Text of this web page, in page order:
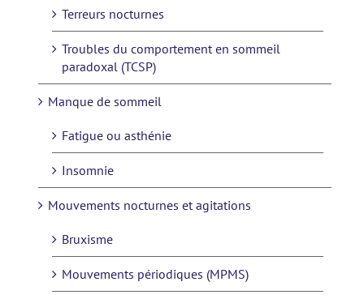
Terreurs nocturnes
Troubles du comportement en sommeil
paradoxal (TCSP)
Manque de sommeil
Fatigue ou asthénie
Insomnie
Mouvements nocturnes et agitations
Bruxisme
Mouvements périodiques (MPMS)